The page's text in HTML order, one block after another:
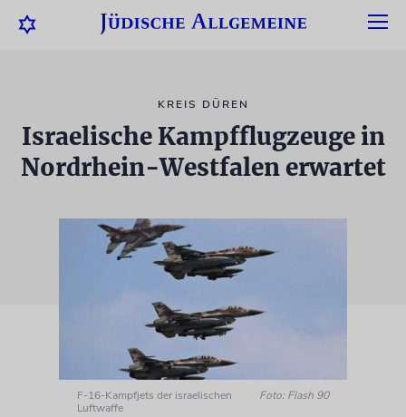
KREIS DÜREN
Israelische Kampfflugzeuge in
Nordrhein-Westfalen erwartet
F-16-Kampfjets der israelischen
Luftwaffe
Foto: Flash 90